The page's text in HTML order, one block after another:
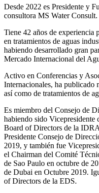
Desde 2022 es Presidente y
consultora MS Water Consult.
Tiene 42 años de experiencia
en tratamientos de aguas
habiendo desarrollado gran
Mercado Internacional del
Activo en Conferencias y
Internacionales, ha publicado
así como de tratamientos de
Es miembro del Consejo de
habiendo sido Vicepresidente
Board of Directors de la
Presidente Consejo de
2019, y también fue
el Chairman del Comité
de Sao Paulo en octubre de
de Dubai en Octubre 2019.
of Directors de la EDS.